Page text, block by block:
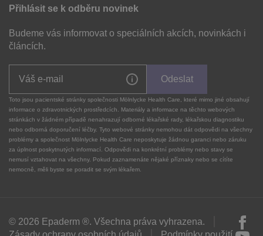
Přihlásit se k odběru novinek
Budeme vás informovat o speciálních akcích, novinkách i
článcích.
Odeslat
Toto jsou pacientské stránky společnosti Mölnlycke Health Care, které mimo jiné obsahují
informace o zdravotnických prostředcích. Materiály a informace na těchto webových
stránkách v žádném případě nenahrazují odborné lékařské rady, lékařskou diagnostiku
nebo odborná doporučení léčby. Tyto webové stránky nemohou dát odpovědi na všechny
problémy a společnost Mölnlycke Health Care neposkytuje žádnou garanci nebo záruku
za úplnost poskytnutých informací. Odpovědi na konkrétní problémy nebo stavy se
nemusí vztahovat na všechny. Pokud zaznamenáte nějaké příznaky nebo se cítíte
nemocně, měli byste se poradit se svým lékařem.
© 2026 Epaderm ®. Všechna práva vyhrazena.